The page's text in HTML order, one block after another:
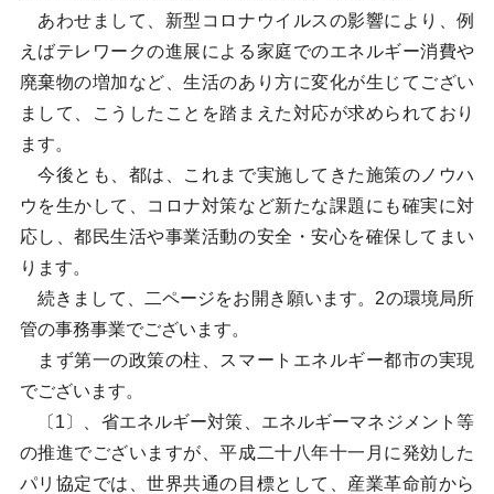
あわせまして、新型コロナウイルスの影響により、例
えばテレワークの進展による家庭でのエネルギー消費や
廃棄物の増加など、生活のあり方に変化が生じてござい
まして、こうしたことを踏まえた対応が求められており
ます。
今後とも、都は、これまで実施してきた施策のノウハ
ウを生かして、コロナ対策など新たな課題にも確実に対
応し、都民生活や事業活動の安全・安心を確保してまい
ります。
続きまして、二ページをお開き願います。2の環境局所
管の事務事業でございます。
まず第一の政策の柱、スマートエネルギー都市の実現
でございます。
〔1〕、省エネルギー対策、エネルギーマネジメント等
の推進でございますが、平成二十八年十一月に発効した
パリ協定では、世界共通の目標として、産業革命前から